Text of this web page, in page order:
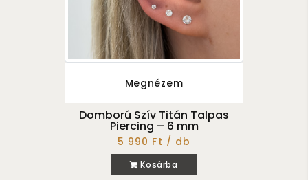
Megnézem
Domború Szív Titán Talpas
Piercing – 6 mm
5 990 Ft / db
Kosárba